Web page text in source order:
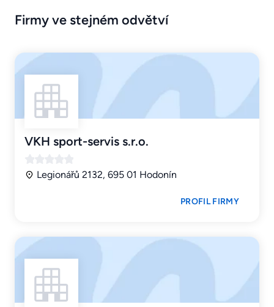
Firmy ve stejném odvětví
VKH sport-servis s.r.o.
Legionářů 2132, 695 01 Hodonín
PROFIL FIRMY